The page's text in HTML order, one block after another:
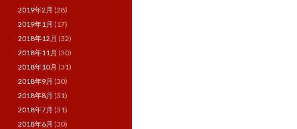
2019年2月 (28)
2019年1月 (17)
2018年12月 (32)
2018年11月 (30)
2018年10月 (31)
2018年9月 (30)
2018年8月 (31)
2018年7月 (31)
2018年6月 (30)